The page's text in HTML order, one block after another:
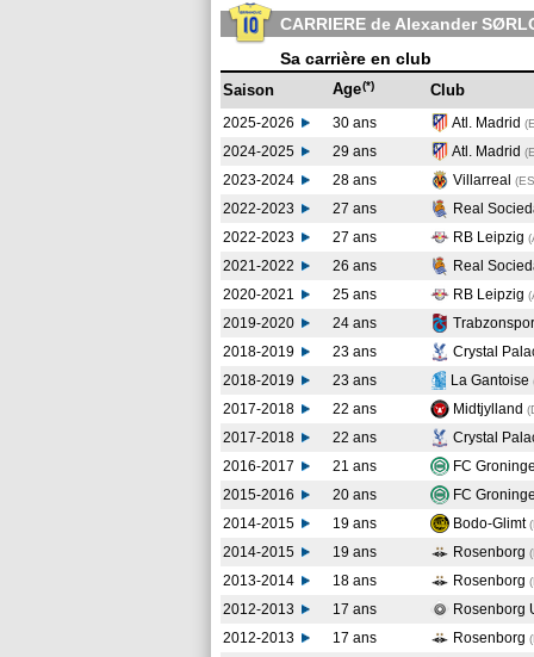
CARRIERE de Alexander
Sa carrière en club
Saison Age(*) Club
2025-2026 30 ans Atl. Madrid
2024-2025
29 ans Atl. Madrid
2023-2024
28 ans Villarreal
2022-2023
27 ans Real
2022-2023
27 ans RB Leipzig
2021-2022
26 ans Real
2020-2021
25 ans RB Leipzig
2019-2020
24 ans Trabzonspor
2018-2019
23 ans Crystal
2018-2019
23 ans La Gantoise
2017-2018
22 ans Midtjylland
2017-2018
22 ans Crystal
2016-2017
21 ans FC
2015-2016
20 ans FC
2014-2015
19 ans Bodo-Glimt
2014-2015
19 ans Rosenborg
2013-2014
18 ans Rosenborg
2012-2013
17 ans Rosenborg
2012-2013
17 ans Rosenborg